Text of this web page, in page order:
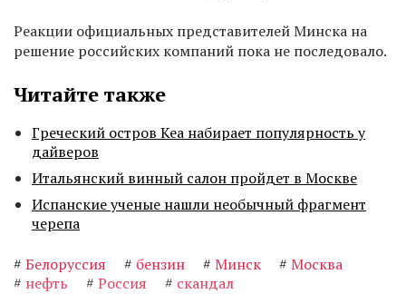
Реакции официальных представителей Минска на
решение российских компаний пока не последовало.
Читайте также
Греческий остров Кеа набирает популярность у
дайверов
Итальянский винный салон пройдет в Москве
Испанские ученые нашли необычный фрагмент
черепа
# Белоруссия # бензин # Минск # Москва
# нефть # Россия # скандал